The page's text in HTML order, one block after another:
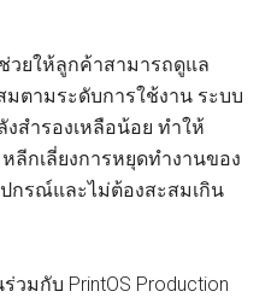
ช่วยให้ลูกค้าสามารถดูแล
ตามระดับการใช้งาน ระบบ
งสำรองเหลือน้อย ทำให้
ลีกเลี่ยงการหยุดทำงานของ
กรณ์และไม่ต้องสะสมเกิน
มกับ PrintOS Production